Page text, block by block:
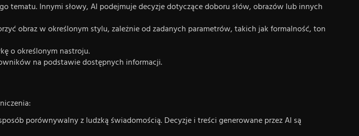
tematu. Innymi słowy, AI podejmuje decyzje dotyczące doboru słów, obrazów lub innych
obraz w określonym stylu, zależnie od zadanych parametrów, takich jak formalność, ton
o określonym nastroju.
na podstawie dostępnych informacji.
porównywalny z ludzką świadomością. Decyzje i treści generowane przez AI są